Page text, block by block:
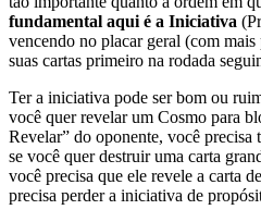
fundamental aqui é a Iniciativa
vencendo no placar geral (com
suas cartas primeiro na rodada
Ter a iniciativa pode ser bom ou
você quer revelar um Cosmo para
Revelar” do oponente, você
se você quer destruir uma carta
você precisa que ele revele a carta
precisa perder a iniciativa de